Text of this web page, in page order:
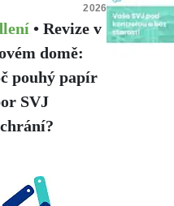
2026
• Revize v
domě:
pouhý papír
SVJ